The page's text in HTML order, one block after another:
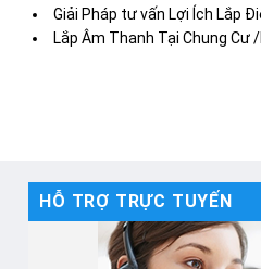
HỖ TRỢ TRỰC TUYẾN
Giải Pháp tư vấn Lợi Ích Lắp
Lắp Âm Thanh Tại Chung Cư /